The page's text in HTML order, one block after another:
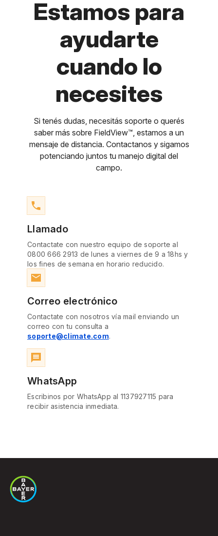
Estamos para
ayudarte
cuando lo
necesites
Si tenés dudas, necesitás soporte o querés
saber más sobre FieldView™, estamos a un
mensaje de distancia. Contactanos y sigamos
potenciando juntos tu manejo digital del
campo.
phone
Llamado
Contactate con nuestro equipo de soporte al
0800 666 2913 de lunes a viernes de 9 a 18hs y
los fines de semana en horario reducido.
email
Correo electrónico
Contactate con nosotros vía mail enviando un
correo con tu consulta a
soporte@climate.com.
message
WhatsApp
Escribinos por WhatsApp al 1137927115 para
recibir asistencia inmediata.